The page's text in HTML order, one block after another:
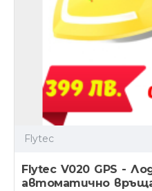
Flytec
Flytec V020 GPS -
автоматично